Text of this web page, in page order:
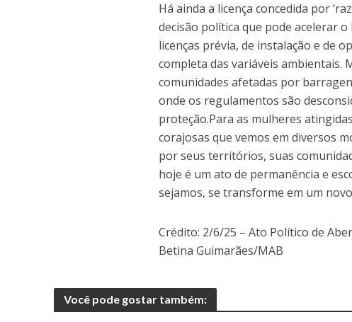
Há ainda a licença concedida por
decisão política que pode acelerar
licenças prévia, de instalação e de
completa das variáveis ambientais.
comunidades afetadas por
onde os regulamentos são
proteção.Para as mulheres
corajosas que vemos em diversos
por seus territórios, suas
hoje é um ato de permanência e
sejamos, se transforme em um
Crédito: 2/6/25 – Ato Político de
Betina Guimarães/MAB
Você pode gostar também: